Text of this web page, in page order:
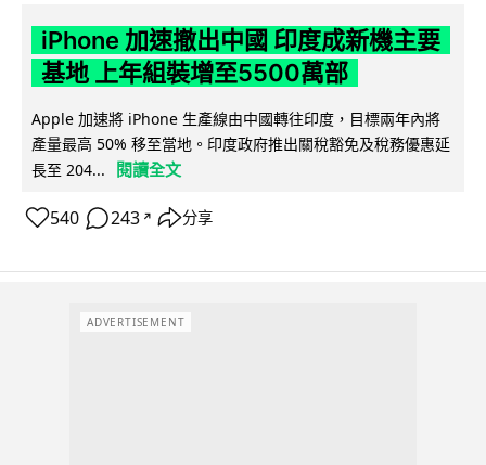
iPhone 加速撤出中國 印度成新機主要
基地 上年組裝增至5500萬部
Apple 加速將 iPhone 生產線由中國轉往印度，目標兩年內將
產量最高 50% 移至當地。印度政府推出關稅豁免及稅務優惠延
長至 204...
閱讀全文
540 243 ↗ 分享
ADVERTISEMENT